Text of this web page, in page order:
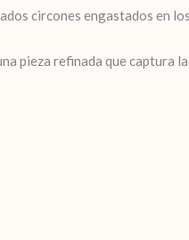
circones engastados en
pieza refinada que